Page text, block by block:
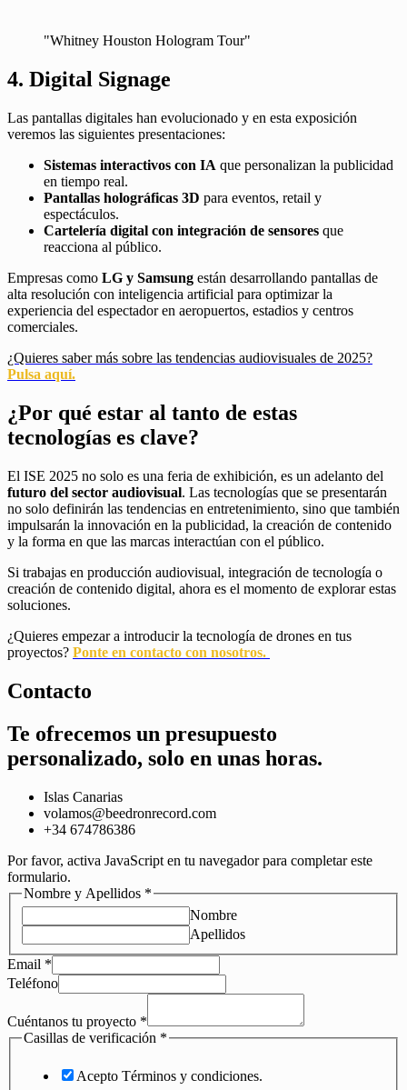
"Whitney Houston Hologram Tour"
4. Digital Signage
Las pantallas digitales han evolucionado y en esta exposición
veremos las siguientes presentaciones:
Sistemas interactivos con IA que personalizan la publicidad
en tiempo real.
Pantallas holográficas 3D para eventos, retail y
espectáculos.
Cartelería digital con integración de sensores que
reacciona al público.
Empresas como LG y Samsung están desarrollando pantallas de
alta resolución con inteligencia artificial para optimizar la
experiencia del espectador en aeropuertos, estadios y centros
comerciales.
¿Quieres saber más sobre las tendencias audiovisuales de 2025?
Pulsa aquí.
¿Por qué estar al tanto de estas
tecnologías es clave?
El ISE 2025 no solo es una feria de exhibición, es un adelanto del
futuro del sector audiovisual. Las tecnologías que se presentarán
no solo definirán las tendencias en entretenimiento, sino que también
impulsarán la innovación en la publicidad, la creación de contenido
y la forma en que las marcas interactúan con el público.
Si trabajas en producción audiovisual, integración de tecnología o
creación de contenido digital, ahora es el momento de explorar estas
soluciones.
¿Quieres empezar a introducir la tecnología de drones en tus
proyectos? Ponte en contacto con nosotros.
Contacto
Te ofrecemos un presupuesto
personalizado, solo en unas horas.
Islas Canarias
volamos@beedronrecord.com
+34 674786386
Por favor, activa JavaScript en tu navegador para completar este
formulario.
Nombre y Apellidos *
Nombre
Apellidos
Email *
Teléfono
Cuéntanos tu proyecto *
Casillas de verificación *
Acepto Términos y condiciones.